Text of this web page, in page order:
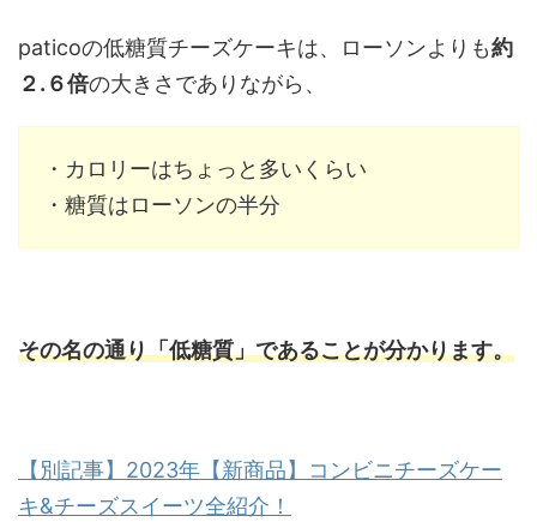
paticoの低糖質チーズケーキは、ローソンよりも約
２.６倍の大きさでありながら、
・カロリーはちょっと多いくらい
・糖質はローソンの半分
その名の通り「低糖質」であることが分かります。
【別記事】2023年【新商品】コンビニチーズケー
キ&チーズスイーツ全紹介！